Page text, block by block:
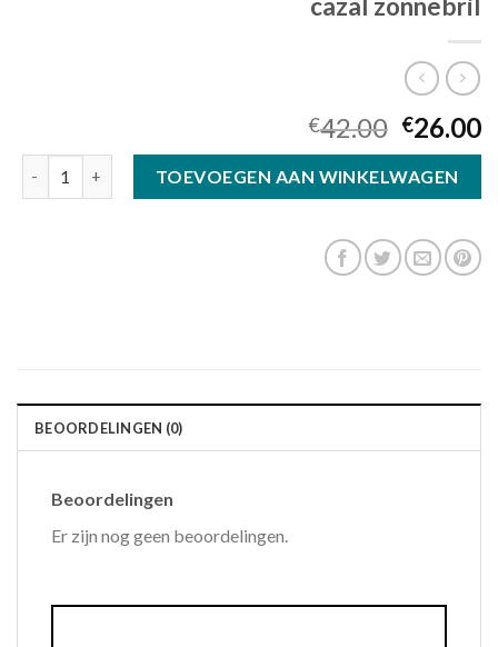
€42.00 €26.00
TOEVOEGEN AAN WINKELWAGEN
BEOORDELINGEN (0)
Beoordelingen
Er zijn nog geen beoordelingen.